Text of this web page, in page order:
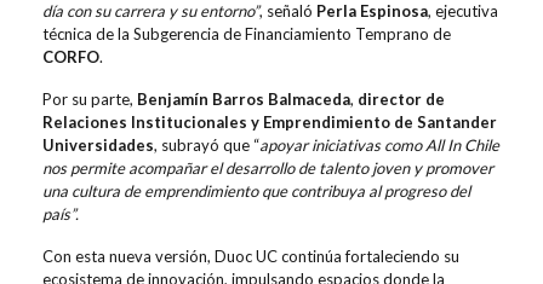
día con su carrera y su entorno”, señaló Perla Espinosa, ejecutiva
técnica de la Subgerencia de Financiamiento Temprano de
CORFO.
Por su parte, Benjamín Barros Balmaceda, director de
Relaciones Institucionales y Emprendimiento de Santander
Universidades, subrayó que “apoyar iniciativas como All In Chile
nos permite acompañar el desarrollo de talento joven y promover
una cultura de emprendimiento que contribuya al progreso del
país”.
Con esta nueva versión, Duoc UC continúa fortaleciendo su
ecosistema de innovación, impulsando espacios donde la